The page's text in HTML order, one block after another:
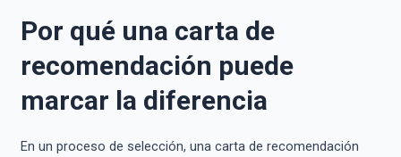
Por qué una carta de
recomendación puede
marcar la diferencia
En un proceso de selección, una carta de recomendación